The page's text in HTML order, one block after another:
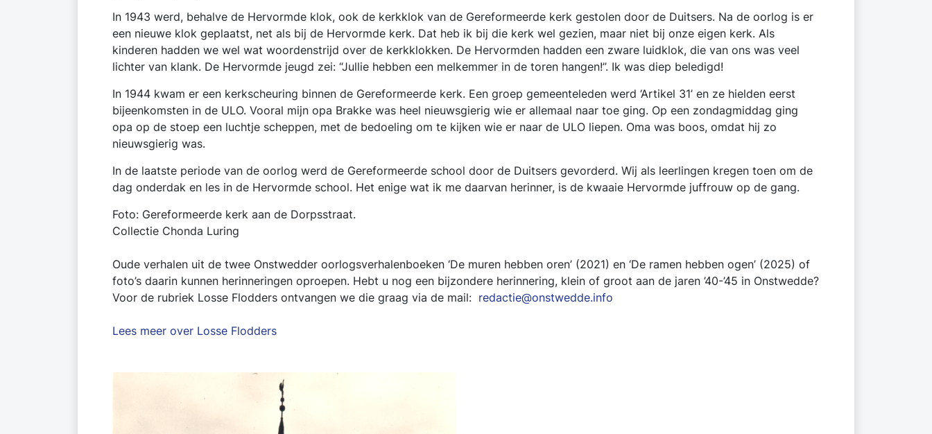
In 1943 werd, behalve de Hervormde klok, ook de kerkklok van de Gereformeerde kerk gestolen door de Duitsers. Na de oorlog is er
een nieuwe klok geplaatst, net als bij de Hervormde kerk. Dat heb ik bij die kerk wel gezien, maar niet bij onze eigen kerk. Als
kinderen hadden we wel wat woordenstrijd over de kerkklokken. De Hervormden hadden een zware luidklok, die van ons was veel
lichter van klank. De Hervormde jeugd zei: “Jullie hebben een melkemmer in de toren hangen!”. Ik was diep beledigd!
In 1944 kwam er een kerkscheuring binnen de Gereformeerde kerk. Een groep gemeenteleden werd ‘Artikel 31’ en ze hielden eerst
bijeenkomsten in de ULO. Vooral mijn opa Brakke was heel nieuwsgierig wie er allemaal naar toe ging. Op een zondagmiddag ging
opa op de stoep een luchtje scheppen, met de bedoeling om te kijken wie er naar de ULO liepen. Oma was boos, omdat hij zo
nieuwsgierig was.
In de laatste periode van de oorlog werd de Gereformeerde school door de Duitsers gevorderd. Wij als leerlingen kregen toen om de
dag onderdak en les in de Hervormde school. Het enige wat ik me daarvan herinner, is de kwaaie Hervormde juffrouw op de gang.
Foto: Gereformeerde kerk aan de Dorpsstraat.
Collectie Chonda Luring
Oude verhalen uit de twee Onstwedder oorlogsverhalenboeken ‘De muren hebben oren’ (2021) en ‘De ramen hebben ogen’ (2025) of
foto’s daarin kunnen herinneringen oproepen. Hebt u nog een bijzondere herinnering, klein of groot aan de jaren ’40-’45 in Onstwedde?
Voor de rubriek Losse Flodders ontvangen we die graag via de mail: redactie@onstwedde.info
Lees meer over Losse Flodders